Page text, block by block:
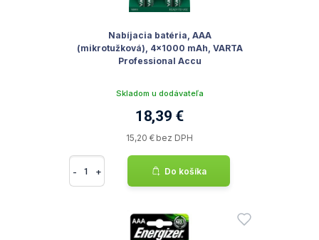
Nabíjacia batéria, AAA
(mikrotužková), 4x1000 mAh, VARTA
Professional Accu
Skladom u dodávateľa
18,39 €
15,20 € bez DPH
- + Do košíka